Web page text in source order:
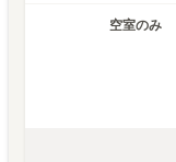
空室のみ